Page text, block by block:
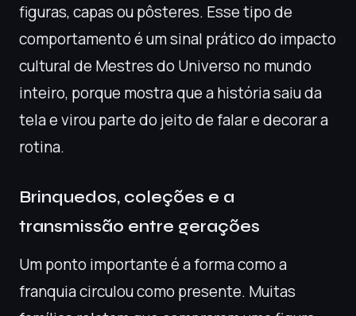
figuras, capas ou pôsteres. Esse tipo de
comportamento é um sinal prático do impacto
cultural de Mestres do Universo no mundo
inteiro, porque mostra que a história saiu da
tela e virou parte do jeito de falar e decorar a
rotina.
Brinquedos, coleções e a
transmissão entre gerações
Um ponto importante é a forma como a
franquia circulou como presente. Muitas